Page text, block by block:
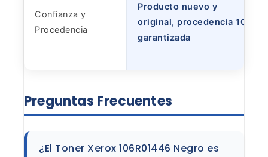
Confianza y
Procedencia
Producto nuevo y
original, procedencia 100%
garantizada
Preguntas Frecuentes
¿El Toner Xerox 106R01446 Negro es